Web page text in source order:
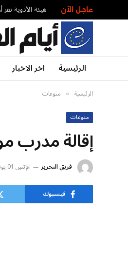
عاجل الآن هيئة الأدوية
الرئيسية اخر الاخبار
الرئيسية » منوعات
منوعات
إقالة مدرب
فريق التحرير الإثنين 01 يونيو 10:27 م
فيسبوك